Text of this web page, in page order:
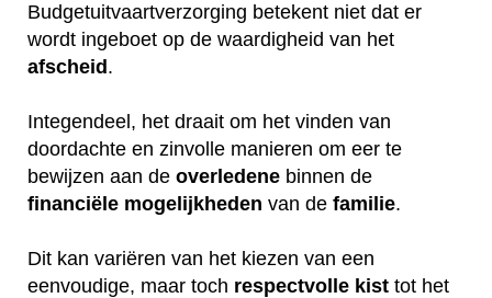
Budgetuitvaartverzorging betekent niet dat er
wordt ingeboet op de waardigheid van het
afscheid .
Integendeel, het draait om het vinden van
doordachte en zinvolle manieren om eer te
bewijzen aan de overledene binnen de
financiële mogelijkheden van de familie.
Dit kan variëren van het kiezen van een
eenvoudige, maar toch respectvolle kist tot het